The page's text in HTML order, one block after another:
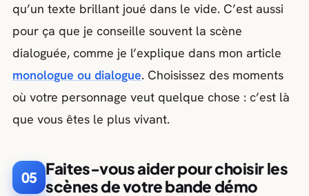
qu’un texte brillant joué dans le vide. C’est aussi
pour ça que je conseille souvent la scène
dialoguée, comme je l’explique dans mon article
monologue ou dialogue. Choisissez des moments
où votre personnage veut quelque chose : c’est là
que vous êtes le plus vivant.
05 Faites-vous aider pour choisir les
scènes de votre bande démo